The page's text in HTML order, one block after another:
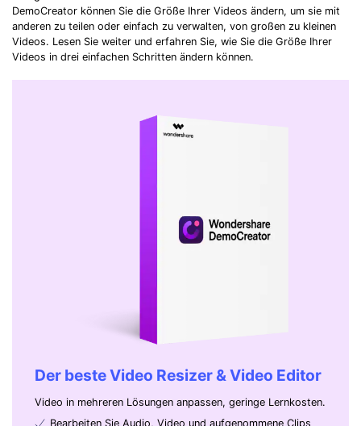
DemoCreator können Sie die Größe Ihrer Videos ändern, um sie mit
anderen zu teilen oder einfach zu verwalten, von großen zu kleinen
Videos. Lesen Sie weiter und erfahren Sie, wie Sie die Größe Ihrer
Videos in drei einfachen Schritten ändern können.
Der beste Video Resizer & Video Editor
Video in mehreren Lösungen anpassen, geringe Lernkosten.
Bearbeiten Sie Audio, Video und aufgenommene Clips